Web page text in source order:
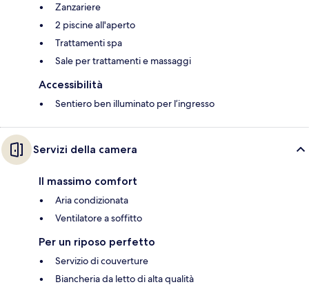
Zanzariere
2 piscine all'aperto
Trattamenti spa
Sale per trattamenti e massaggi
Accessibilità
Sentiero ben illuminato per l’ingresso
Servizi della camera
Il massimo comfort
Aria condizionata
Ventilatore a soffitto
Per un riposo perfetto
Servizio di couverture
Biancheria da letto di alta qualità